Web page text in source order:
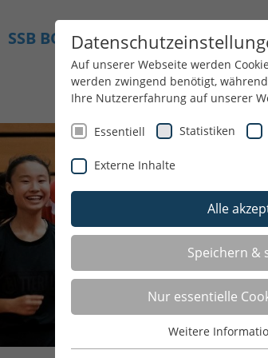
SSB BONN SPORTJUGEND
Auf unserer Webseite werden
werden zwingend benötigt,
Ihre Nutzererfahrung auf unserer
Essentiell Statistiken
Externe Inhalte
Alle
Speichern &
Nur essentielle
Weitere